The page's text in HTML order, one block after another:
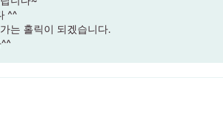
^^
는 홀릭이 되겠습니다.